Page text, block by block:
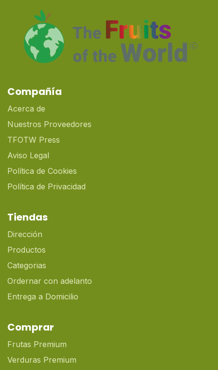
Compañía
Acerca de
Nuestros Proveedores
TFOTW Press
Aviso Legal
Política de Cookies
Política de Privacidad
Tiendas
Dirección
Productos
Categorias
Ordernar con adelanto
Entrega a Domicilio
Comprar
Frutas Premium
Verduras Premium